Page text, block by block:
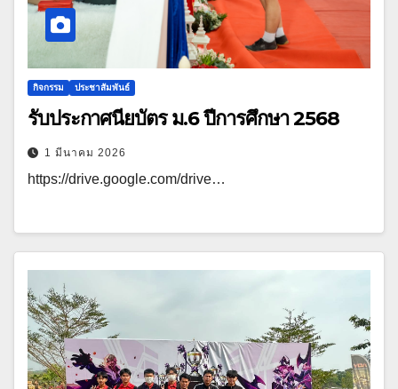
กิจกรรม ประชาสัมพันธ์
รับประกาศนียบัตร ม.6 ปีการศึกษา 2568
1 มีนาคม 2026
https://drive.google.com/drive…